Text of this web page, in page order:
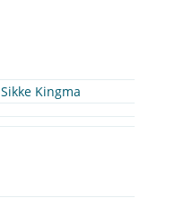
Sikke Kingma